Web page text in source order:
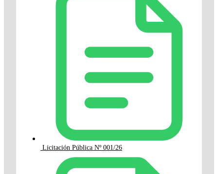
Licitación Pública Nº 001/26